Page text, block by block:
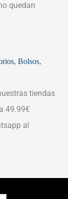
quedan
, Bolsos,
tiendas
49.99€
al